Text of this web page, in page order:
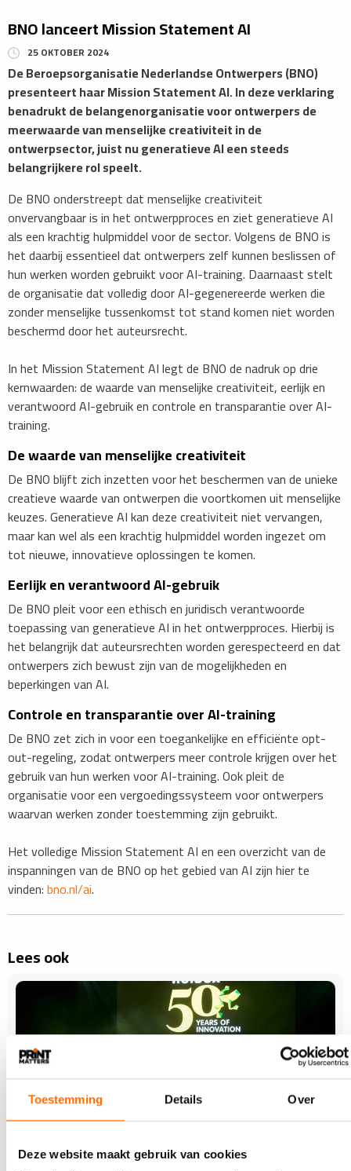
Toestemming Details Over
Deze website maakt gebruik van cookies
BNO lanceert Mission Statement AI
25 OKTOBER 2024
De Beroepsorganisatie Nederlandse Ontwerpers (BNO)
presenteert haar Mission Statement AI. In deze verklaring
benadrukt de belangenorganisatie voor ontwerpers de
meerwaarde van menselijke creativiteit in de
ontwerpsector, juist nu generatieve AI een steeds
belangrijkere rol speelt.
De BNO onderstreept dat menselijke creativiteit
onvervangbaar is in het ontwerpproces en ziet generatieve AI
als een krachtig hulpmiddel voor de sector. Volgens de BNO is
het daarbij essentieel dat ontwerpers zelf kunnen beslissen of
hun werken worden gebruikt voor AI-training. Daarnaast stelt
de organisatie dat volledig door AI-gegenereerde werken die
zonder menselijke tussenkomst tot stand komen niet worden
beschermd door het auteursrecht.
In het Mission Statement AI legt de BNO de nadruk op drie
kernwaarden: de waarde van menselijke creativiteit, eerlijk en
verantwoord AI-gebruik en controle en transparantie over AI-
training.
De waarde van menselijke creativiteit
De BNO blijft zich inzetten voor het beschermen van de unieke
creatieve waarde van ontwerpen die voortkomen uit menselijke
keuzes. Generatieve AI kan deze creativiteit niet vervangen,
maar kan wel als een krachtig hulpmiddel worden ingezet om
tot nieuwe, innovatieve oplossingen te komen.
Eerlijk en verantwoord AI-gebruik
De BNO pleit voor een ethisch en juridisch verantwoorde
toepassing van generatieve AI in het ontwerpproces. Hierbij is
het belangrijk dat auteursrechten worden gerespecteerd en dat
ontwerpers zich bewust zijn van de mogelijkheden en
beperkingen van AI.
Controle en transparantie over AI-training
De BNO zet zich in voor een toegankelijke en efficiënte opt-
out-regeling, zodat ontwerpers meer controle krijgen over het
gebruik van hun werken voor AI-training. Ook pleit de
organisatie voor een vergoedingssysteem voor ontwerpers
waarvan werken zonder toestemming zijn gebruikt.
Het volledige Mission Statement AI en een overzicht van de
inspanningen van de BNO op het gebied van AI zijn hier te
vinden:bno.nl/ai.
Lees ook